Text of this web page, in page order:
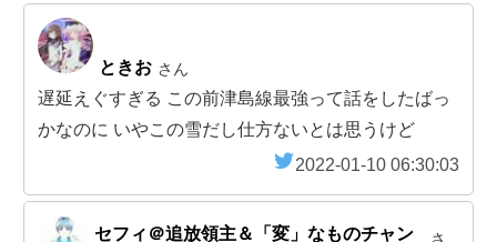
ときお さん
遅延えぐすぎる この前津島線最強って話をしたばっ
かなのに いやこの雪だし仕方ないとは思うけど
2022-01-10 06:30:03
セフィ＠追放領主＆「変」なものチャン
さ